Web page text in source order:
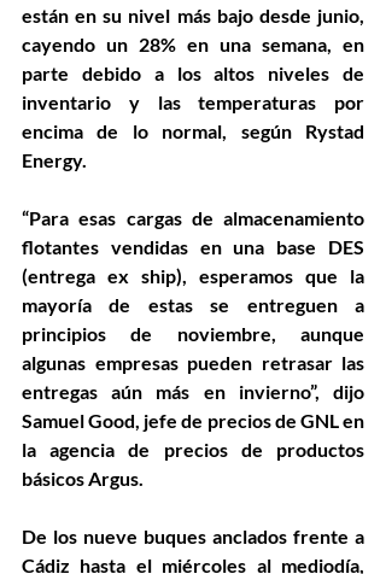
están en su nivel más bajo desde junio,
cayendo un 28% en una semana, en
parte debido a los altos niveles de
inventario y las temperaturas por
encima de lo normal, según Rystad
Energy.
“Para esas cargas de almacenamiento
flotantes vendidas en una base DES
(entrega ex ship), esperamos que la
mayoría de estas se entreguen a
principios de noviembre, aunque
algunas empresas pueden retrasar las
entregas aún más en invierno”, dijo
Samuel Good, jefe de precios de GNL en
la agencia de precios de productos
básicos Argus.
De los nueve buques anclados frente a
Cádiz hasta el miércoles al mediodía,